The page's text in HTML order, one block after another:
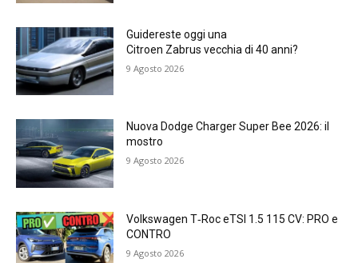
Guidereste oggi una
Citroen Zabrus vecchia di 40 anni?
9 Agosto 2026
Nuova Dodge Charger Super Bee 2026: il
mostro
9 Agosto 2026
Volkswagen T‑Roc eTSI 1.5 115 CV: PRO e
CONTRO
9 Agosto 2026